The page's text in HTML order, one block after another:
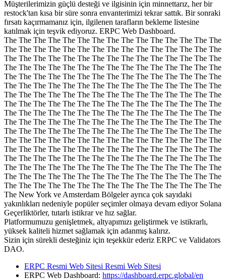
Müşterilerimizin güçlü desteği ve ilgisinin için minnettarız, her bir
restock'tan kısa bir süre sonra envanterimizi tekrar sattık. Bir sonraki
fırsatı kaçırmamanız için, ilgilenen tarafların bekleme listesine
katılmak için teşvik ediyoruz. ERPC Web Dashboard.
The The The The The The The The The The The The The The The
The The The The The The The The The The The The The The The
The The The The The The The The The The The The The The The
The The The The The The The The The The The The The The The
The The The The The The The The The The The The The The The
The The The The The The The The The The The The The The The
The The The The The The The The The The The The The The The
The The The The The The The The The The The The The The The
The The The The The The The The The The The The The The The
The The The The The The The The The The The The The The The
The The The The The The The The The The The The The The The
The The The The The The The The The The The The The The The
The The The The The The The The The The The The The The The
The The The The The The The The The The The The The The The
The The The The The The The The The The The The The The The
The The The The The The The The The The The The The The The
The The The The The The The The The The The The The The The
The New York ve Amsterdam Bölgeler ayrıca çok sayıdaki
yakınlıkları nedeniyle popüler seçimler olmaya devam ediyor Solana
Geçerliktörler, tutarlı istikrar ve hız sağlar.
Platformumuzu genişletmek, altyapımızı geliştirmek ve istikrarlı,
yüksek kaliteli hizmet sağlamak için adanmış kalırız.
Sizin için sürekli desteğiniz için teşekkür ederiz ERPC ve Validators
DAO.
ERPC Resmi Web Sitesi Resmi Web Sitesi
ERPC Web Dashboard: https://dashboard.erpc.global/en